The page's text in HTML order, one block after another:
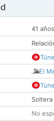
41 años
El
Soltera
No